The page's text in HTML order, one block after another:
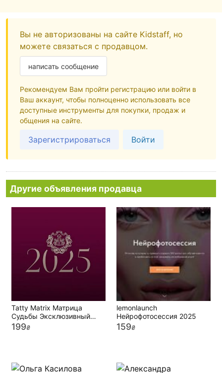
Вы не авторизованы на сайте Kidstaff, но
можете связаться с продавцом.
написать сообщение
Рекомендуем Вам пройти регистрацию или войти в
Ваш аккаунт, чтобы полноценно использовать все
доступные инструменты для покупки, продаж и
общения на сайте.
Зарегистрироваться Войти
Другие объявления продавца
Tatty Matrix Матрица
Судьбы Эксклюзивный
лимитированный мини-
199₴
lemonlaunch
Нейрофотосессия 2025
159₴